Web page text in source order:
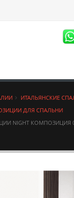
ИТАЛЬЯНСКИЕ
ДЛЯ СПАЛЬНИ
NIGHT КОМПОЗИЦИЯ